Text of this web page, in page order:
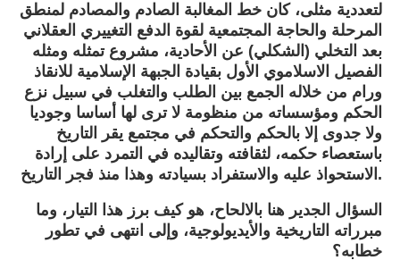
لتعددية مثلى، كان خط المغالبة الصادم والمصادم لمنطق
المرحلة والحاجة المجتمعية لقوة الدفع التغييري العقلاني
بعد التخلي (الشكلي) عن الأحادية، مشروع تمثله ومثله
الفصيل الاسلاموي الأول بقيادة الجبهة الإسلامية للانقاذ
ورام من خلاله الجمع بين الطلب والتغلب في سبيل نزع
الحكم ومؤسساته من منظومة لا ترى لها أساسا وجوديا
ولا جدوى إلا بالحكم والتحكم في مجتمع يقر التاريخ
باستعصاء حكمه، لثقافته وتقاليده في التمرد على إرادة
الاستحواذ عليه والاستفراد بسيادته وهذا منذ فجر التاريخ.
السؤال الجدير هنا بالالحاح، هو كيف برز هذا التيار، وما
مبرراته التاريخية والأيديولوجية، وإلى انتهى في تطور
خطابه؟